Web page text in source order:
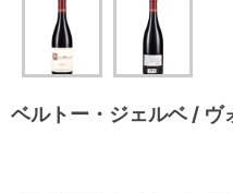
ベルトー・ジェルベ / ヴ